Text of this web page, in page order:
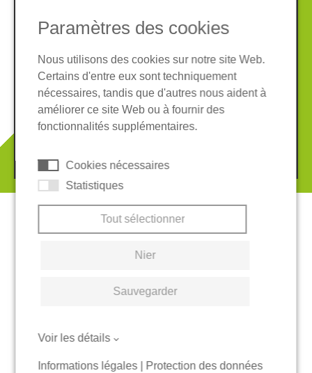
Informations légales
Protection des données
Conditions Générales
Système de whistleblowing
Cookies
Paramètres des cookies
Nous utilisons des cookies sur notre site Web.
Certains d'entre eux sont techniquement
nécessaires, tandis que d'autres nous aident à
améliorer ce site Web ou à fournir des
fonctionnalités supplémentaires.
Cookies nécessaires
Statistiques
Tout sélectionner
Nier
Sauvegarder
Voir les détails
Informations légales| Protection des données